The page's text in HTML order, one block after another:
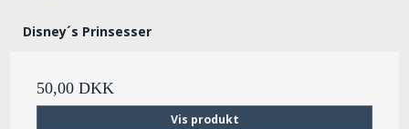
Disney´s Prinsesser
50,00 DKK
Vis produkt